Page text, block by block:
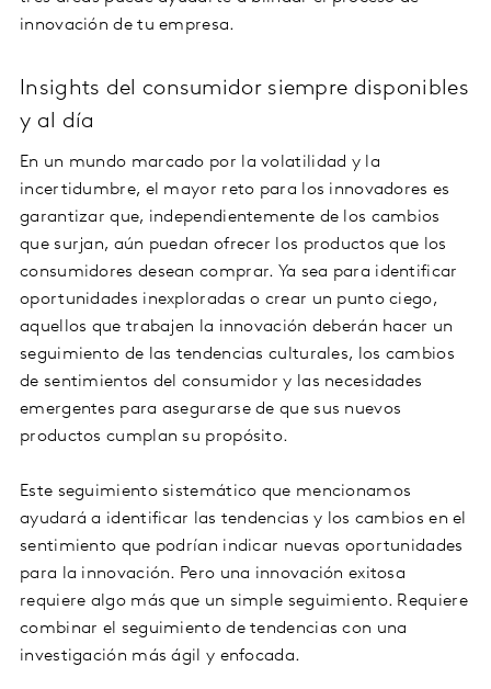
innovación de tu empresa.
Insights del consumidor siempre disponibles
y al día
En un mundo marcado por la volatilidad y la
incertidumbre, el mayor reto para los innovadores es
garantizar que, independientemente de los cambios
que surjan, aún puedan ofrecer los productos que los
consumidores desean comprar. Ya sea para identificar
oportunidades inexploradas o crear un punto ciego,
aquellos que trabajen la innovación deberán hacer un
seguimiento de las tendencias culturales, los cambios
de sentimientos del consumidor y las necesidades
emergentes para asegurarse de que sus nuevos
productos cumplan su propósito.
Este seguimiento sistemático que mencionamos
ayudará a identificar las tendencias y los cambios en el
sentimiento que podrían indicar nuevas oportunidades
para la innovación. Pero una innovación exitosa
requiere algo más que un simple seguimiento. Requiere
combinar el seguimiento de tendencias con una
investigación más ágil y enfocada.